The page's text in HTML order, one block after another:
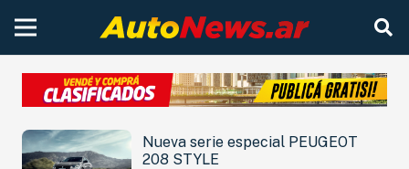
Nueva serie especial PEUGEOT
208 STYLE